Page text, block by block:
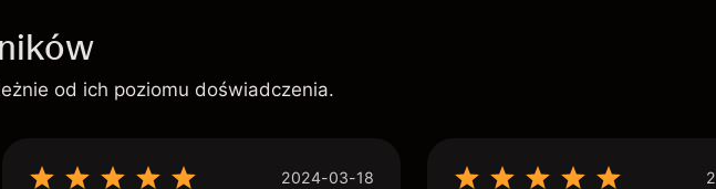
od ich poziomu doświadczenia.
2024-03-18